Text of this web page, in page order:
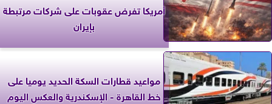
أمريكا تفرض عقوبات على شركات مرتبطة
بإيران
مواعيد قطارات السكة الحديد يوميا على
خط القاهرة - الإسكندرية والعكس اليوم